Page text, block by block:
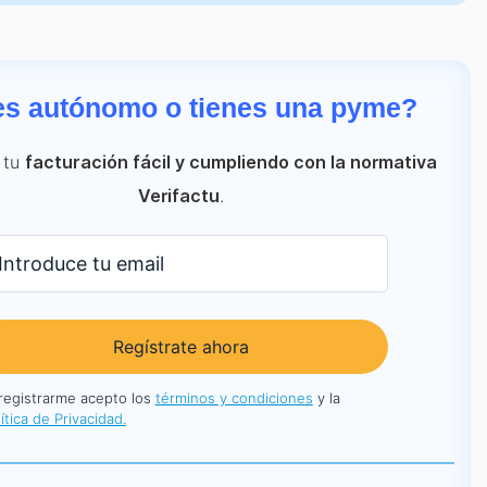
autónomo o tienes una pyme?
facturación fácil y cumpliendo con la normativa
Verifactu.
Regístrate ahora
acepto los términos y condiciones y la
de Privacidad.